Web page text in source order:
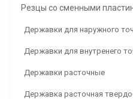
Резцы со сменными
Державки для наружного
Державки для внутренего
Державки расточные
Державка расточная